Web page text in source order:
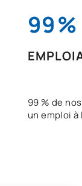
99%
99 % de
un emploi